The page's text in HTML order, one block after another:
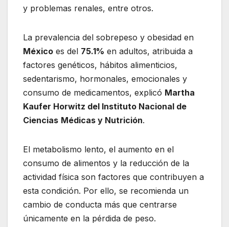
y problemas renales, entre otros.
La prevalencia del sobrepeso y obesidad en
México es del 75.1% en adultos, atribuida a
factores genéticos, hábitos alimenticios,
sedentarismo, hormonales, emocionales y
consumo de medicamentos, explicó Martha
Kaufer Horwitz del Instituto Nacional de
Ciencias Médicas y Nutrición.
El metabolismo lento, el aumento en el
consumo de alimentos y la reducción de la
actividad física son factores que contribuyen a
esta condición. Por ello, se recomienda un
cambio de conducta más que centrarse
únicamente en la pérdida de peso.